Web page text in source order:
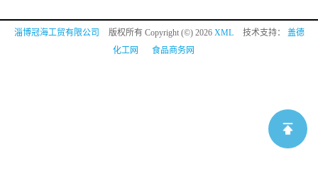
淄博冠海工贸有限公司 版权所有 Copyright (©) 2026 XML 技术支持： 盖德
化工网
食品商务网